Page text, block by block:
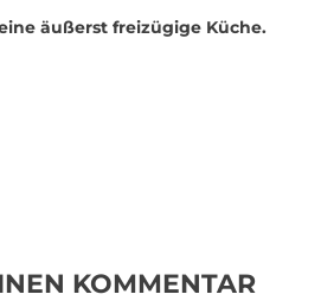
äußerst freizügige Küche.
KOMMENTAR